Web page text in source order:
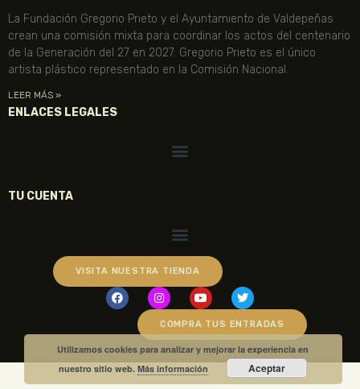
La Fundación Gregorio Prieto y el Ayuntamiento de Valdepeñas
crean una comisión mixta para coordinar los actos del centenario
de la Generación del 27 en 2027. Gregorio Prieto es el único
artista plástico representado en la Comisión Nacional.
LEER MÁS »
ENLACES LEGALES
TU CUENTA
VISITA NUESTRA TIENDA
COMPRA TUS ENTRADAS
Utilizamos cookies para analizar y mejorar la experiencia en
nuestro sitio web.Más información Aceptar